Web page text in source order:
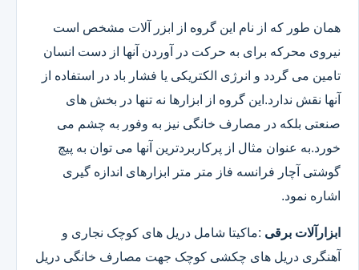
همان طور که از نام این گروه از ابزر آلات مشخص است
نیروی محرکه برای به حرکت در آوردن آنها از دست انسان
تامین می گردد و انرژی الکتریکی یا فشار باد در استفاده از
آنها نقش ندارد.این گروه از ابزارها نه تنها در بخش های
صنعتی بلکه در مصارف خانگی نیز به وفور به چشم می
خورد.به عنوان مثال از پرکاربردترین آنها می توان به پیچ
گوشتی آچار فرانسه فاز متر متر ابزارهای اندازه گیری
اشاره نمود.
ابزارآلات برقی :ماکیتا شامل دریل های کوچک نجاری و
آهنگری دریل های چکشی کوچک جهت مصارف خانگی دریل